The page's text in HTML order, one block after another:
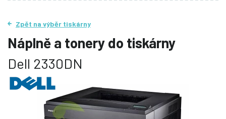
Zpět na výběr tiskárny
Náplně a tonery do tiskárny
Dell 2330DN